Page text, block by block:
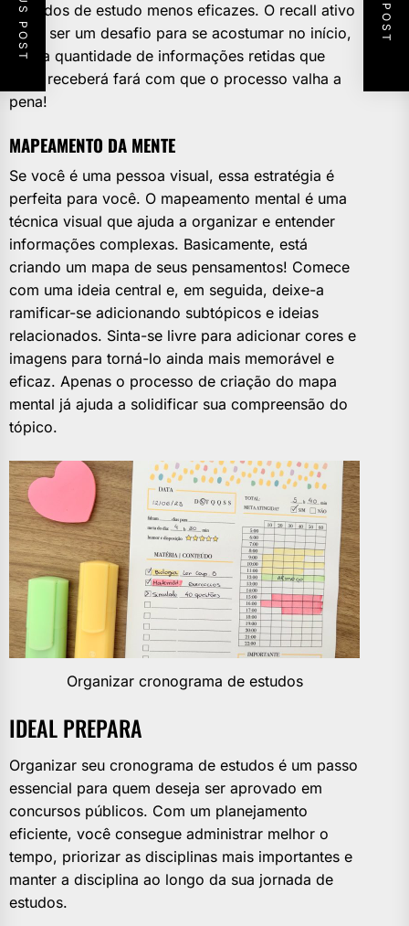
métodos de estudo menos eficazes. O recall ativo
pode ser um desafio para se acostumar no início,
mas a quantidade de informações retidas que
você receberá fará com que o processo valha a
pena!
MAPEAMENTO DA MENTE
Se você é uma pessoa visual, essa estratégia é
perfeita para você. O mapeamento mental é uma
técnica visual que ajuda a organizar e entender
informações complexas. Basicamente, está
criando um mapa de seus pensamentos! Comece
com uma ideia central e, em seguida, deixe-a
ramificar-se adicionando subtópicos e ideias
relacionados. Sinta-se livre para adicionar cores e
imagens para torná-lo ainda mais memorável e
eficaz. Apenas o processo de criação do mapa
mental já ajuda a solidificar sua compreensão do
tópico.
Organizar cronograma de estudos
IDEAL PREPARA
Organizar seu cronograma de estudos é um passo
essencial para quem deseja ser aprovado em
concursos públicos. Com um planejamento
eficiente, você consegue administrar melhor o
tempo, priorizar as disciplinas mais importantes e
manter a disciplina ao longo da sua jornada de
estudos.